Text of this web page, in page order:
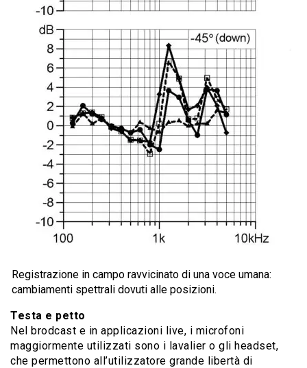
Registrazione in campo ravvicinato di una voce umana:
cambiamenti spettrali dovuti alle posizioni.
Testa e petto
Nel brodcast e in applicazioni live, i microfoni
maggiormente utilizzati sono i lavalier o gli headset,
che permettono all’utilizzatore grande libertà di